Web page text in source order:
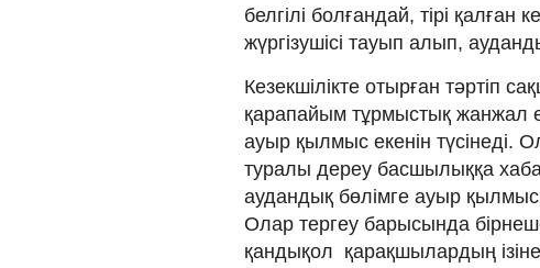
белгілі болғандай, тірі қалған
жүргізушісі тауып алып,
Кезекшілікте отырған тәртіп
қарапайым тұрмыстық жанжал
ауыр қылмыс екенін түсінеді.
туралы дереу басшылыққа
аудандық бөлімге ауыр
Олар тергеу барысында
қандықол қарақшылардың ізіне